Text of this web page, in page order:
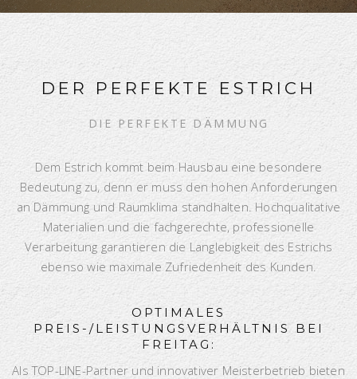
DER PERFEKTE ESTRICH
DIE PERFEKTE DÄMMUNG
Dem Estrich kommt beim Hausbau eine besondere
Bedeutung zu, denn er muss den hohen Anforderungen
an Dämmung und Raumklima standhalten. Hochqualitative
Materialien und die fachgerechte, professionelle
Verarbeitung garantieren die Langlebigkeit des Estrichs
ebenso wie maximale Zufriedenheit des Kunden.
OPTIMALES
PREIS-/LEISTUNGSVERHÄLTNIS BEI
FREITAG:
Als TOP-LINE-Partner und innovativer Meisterbetrieb bieten